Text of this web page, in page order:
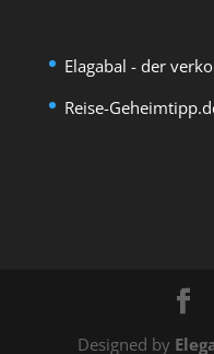
Elagabal - der
Reise-
Designed by